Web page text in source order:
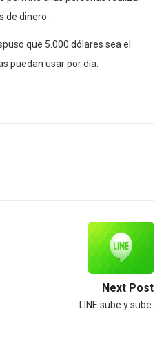
de dinero.
que 5.000 dólares sea el
puedan usar por día.
Next Post
LINE sube y sube.